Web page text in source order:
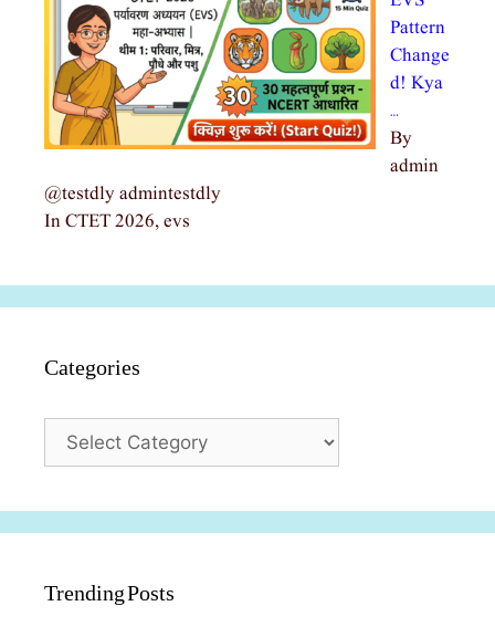
Pattern
Change
d! Kya
…
By
admin
@testdly admintestdly
In CTET 2026, evs
Categories
Categories
Trending Posts